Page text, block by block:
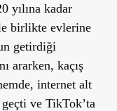
yılına kadar
birlikte evlerine
getirdiği
ararken, kaçış
internet alt
ve TikTok’ta